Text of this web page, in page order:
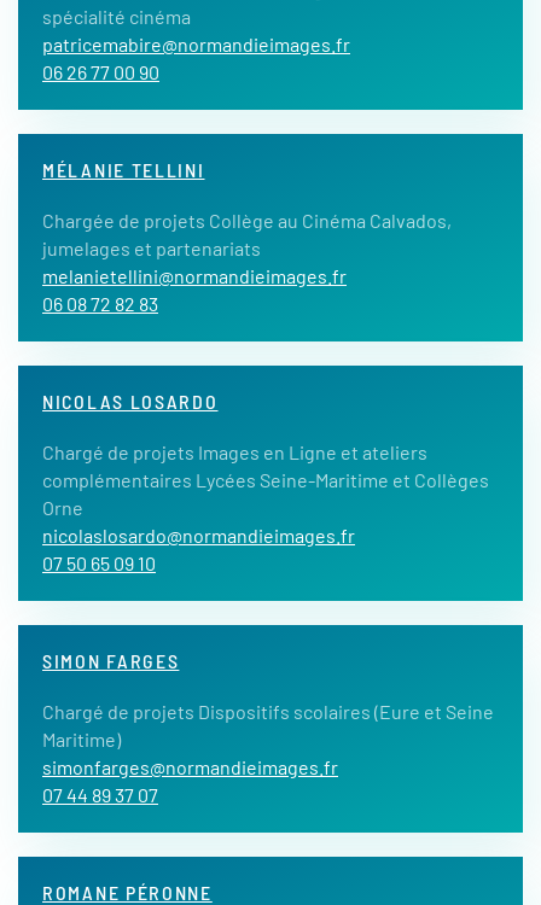
spécialité cinéma
patricemabire@normandieimages.fr
06 26 77 00 90
MÉLANIE TELLINI
Chargée de projets Collège au Cinéma Calvados,
jumelages et partenariats
melanietellini@normandieimages.fr
06 08 72 82 83
NICOLAS LOSARDO
Chargé de projets Images en Ligne et ateliers
complémentaires Lycées Seine-Maritime et Collèges
Orne
nicolaslosardo@normandieimages.fr
07 50 65 09 10
SIMON FARGES
Chargé de projets Dispositifs scolaires (Eure et Seine
Maritime)
simonfarges@normandieimages.fr
07 44 89 37 07
ROMANE PÉRONNE